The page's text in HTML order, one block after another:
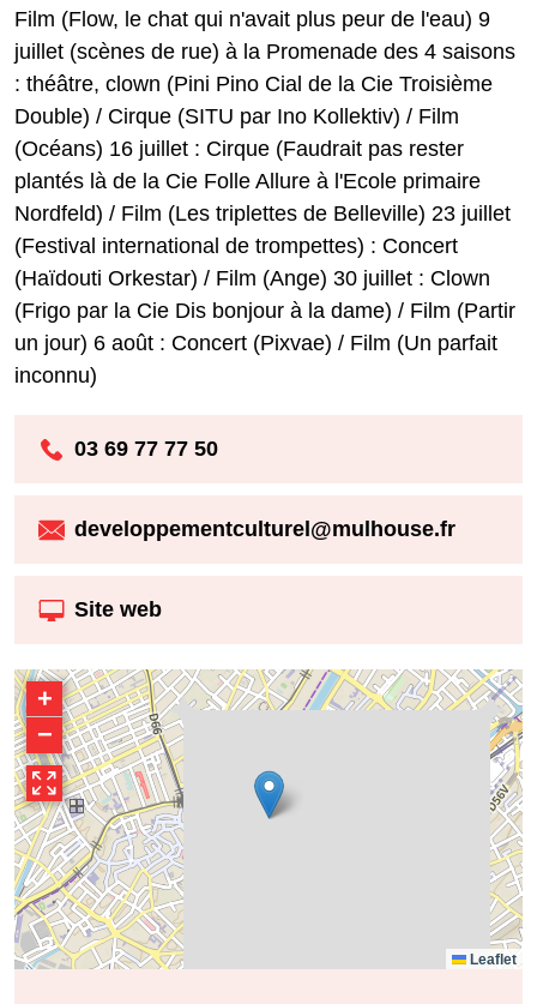
Film (Flow, le chat qui n'avait plus peur de l'eau) 9
juillet (scènes de rue) à la Promenade des 4 saisons
: théâtre, clown (Pini Pino Cial de la Cie Troisième
Double) / Cirque (SITU par Ino Kollektiv) / Film
(Océans) 16 juillet : Cirque (Faudrait pas rester
plantés là de la Cie Folle Allure à l'Ecole primaire
Nordfeld) / Film (Les triplettes de Belleville) 23 juillet
(Festival international de trompettes) : Concert
(Haïdouti Orkestar) / Film (Ange) 30 juillet : Clown
(Frigo par la Cie Dis bonjour à la dame) / Film (Partir
un jour) 6 août : Concert (Pixvae) / Film (Un parfait
inconnu)
03 69 77 77 50
developpementculturel@mulhouse.fr
Site web
+
−
Leaflet